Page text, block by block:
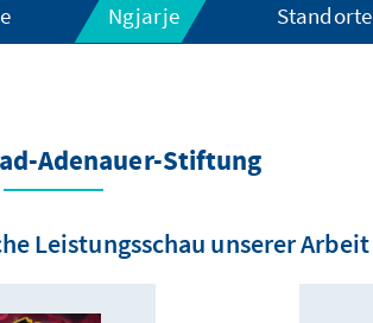
Ngjarje Standorte
Adenauer-Stiftung
Leistungsschau unserer Arbeit